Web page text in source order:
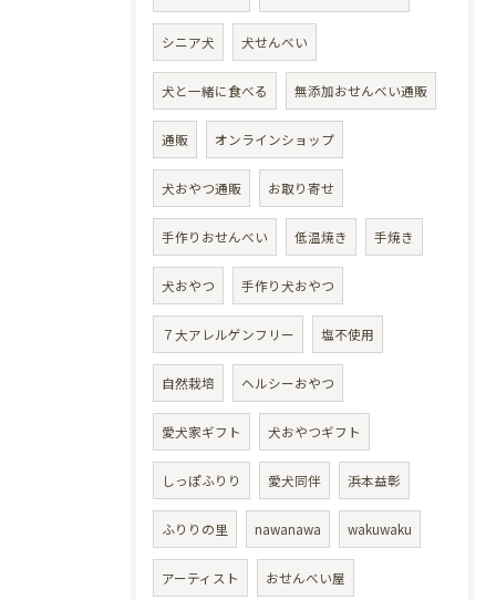
シニア犬 犬せんべい
犬と一緒に食べる 無添加おせんべい通販
通販 オンラインショップ
犬おやつ通販 お取り寄せ
手作りおせんべい 低温焼き 手焼き
犬おやつ 手作り犬おやつ
７大アレルゲンフリー 塩不使用
自然栽培 ヘルシーおやつ
愛犬家ギフト 犬おやつギフト
しっぽふりり 愛犬同伴 浜本益彰
ふりりの里 nawanawa wakuwaku
アーティスト おせんべい屋